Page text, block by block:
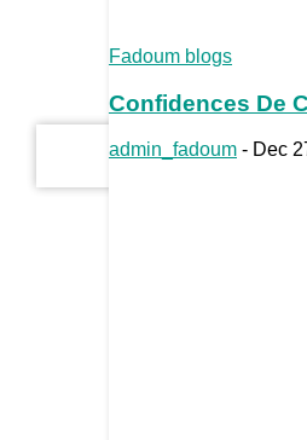
Fadoum blogs
Confidences De
admin_fadoum - Dec